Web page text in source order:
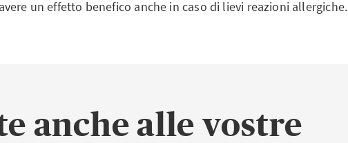
un effetto benefico anche in caso di lievi reazioni allergiche.
anche alle vostre